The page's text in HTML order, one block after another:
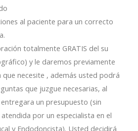
al paciente para un correcto
totalmente GRATIS del su
y le daremos previamente
necesite , además usted podrá
que juzgue necesarias, al
un presupuesto (sin
por un especialista en el
y Endodoncista). Usted decidirá